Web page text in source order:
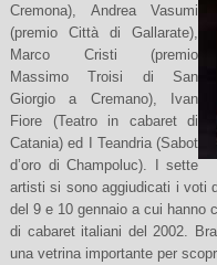
Cremona), Andrea Vasumi
(premio Città di Gallarate),
Marco Cristi (premio
Massimo Troisi di San
Giorgio a Cremano), Ivan
Fiore (Teatro in cabaret di
Catania) ed I Teandria (Sabot
d’oro di Champoluc). I sette
artisti si sono aggiudicati i voti
del 9 e 10 gennaio a cui hanno
di cabaret italiani del 2002.
una vetrina importante per